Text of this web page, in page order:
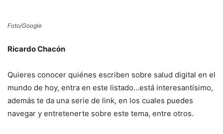
Foto/Google
Ricardo Chacón
Quieres conocer quiénes escriben sobre salud digital en el
mundo de hoy, entra en este listado…está interesantísimo,
además te da una serie de link, en los cuales puedes
navegar y entretenerte sobre este tema, entre otros.